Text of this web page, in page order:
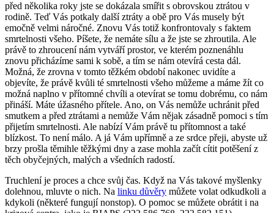
před několika roky jste se dokázala smířit s obrovskou ztrátou v
rodině. Teď Vás potkaly další ztráty a obě pro Vás musely být
emočně velmi náročné. Znovu Vás totiž konfrontovaly s faktem
smrtelnosti všeho. Píšete, že nemáte sílu a že jste se zhroutila. Ale
právě to zhroucení nám vytváří prostor, ve kterém poznenáhlu
znovu přicházíme sami k sobě, a tím se nám otevírá cesta dál.
Možná, že zrovna v tomto těžkém období nakonec uvidíte a
objevíte, že právě kvůli té smrtelnosti všeho můžeme a máme žít co
možná naplno v přítomné chvíli a otevírat se tomu dobrému, co nám
přináší. Máte úžasného přítele. Ano, on Vás nemůže uchránit před
smutkem a před ztrátami a nemůže Vám nějak zásadně pomoci s tím
přijetím smrtelnosti. Ale nabízí Vám právě tu přítomnost a také
blízkost. To není málo. A já Vám upřímně a ze srdce přeji, abyste už
brzy prošla těmihle těžkými dny a zase mohla začít cítit potěšení z
těch obyčejných, malých a všedních radostí.
Truchlení je proces a chce svůj čas. Když na Vás takové myšlenky
dolehnou, mluvte o nich. Na linku důvěry můžete volat odkudkoli a
kdykoli (některé fungují nonstop). O pomoc se můžete obrátit i na